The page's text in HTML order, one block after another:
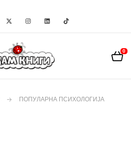
0
ПОПУЛАРНА ПСИХОЛОГИЈА